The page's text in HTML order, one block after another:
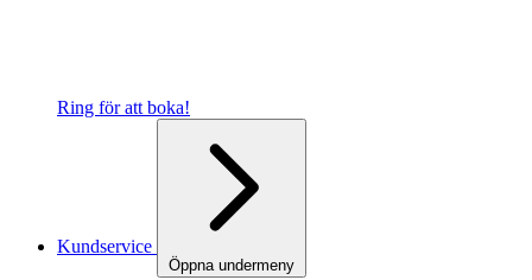
Ring för att boka!
Kundservice
Öppna undermeny